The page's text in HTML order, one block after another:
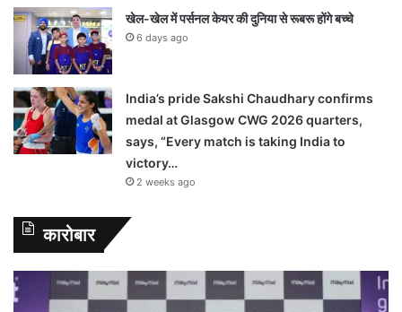
खेल-खेल में पर्सनल केयर की दुनिया से रूबरू होंगे बच्चे
6 days ago
India’s pride Sakshi Chaudhary confirms
medal at Glasgow CWG 2026 quarters,
says, “Every match is taking India to
victory…
2 weeks ago
कारोबार